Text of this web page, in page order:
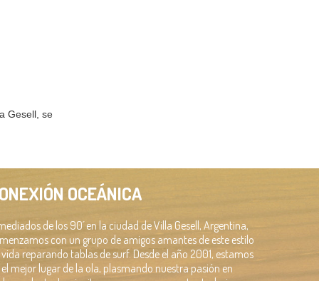
Gesell, se
OCEÁNICA
de los 90´ en la ciudad de Villa Gesell, Argentina,
con un grupo de amigos amantes de este estilo
reparando tablas de surf. Desde el año 2001, estamos
mejor lugar de la ola, plasmando nuestra pasión en